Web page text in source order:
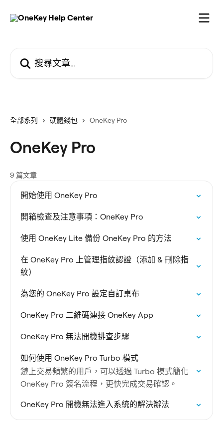
全部系列 硬體錢包 OneKey Pro
OneKey Pro
9 篇文章
開始使用 OneKey Pro
開箱檢查及注意事項：OneKey Pro
使用 OneKey Lite 備份 OneKey Pro 的方法
在 OneKey Pro 上管理指紋認證（添加 & 刪除指
紋）
為您的 OneKey Pro 設定自訂桌布
OneKey Pro 二維碼連接 OneKey App
OneKey Pro 無法開機排查步驟
如何使用 OneKey Pro Turbo 模式
鏈上交易頻繁的用戶，可以透過 Turbo 模式簡化
OneKey Pro 簽名流程，更快完成交易確認。
OneKey Pro 開機無法進入系統的解決辦法